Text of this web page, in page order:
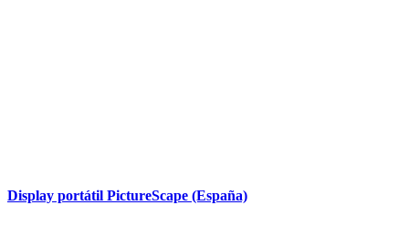
Display portátil PictureScape (España)